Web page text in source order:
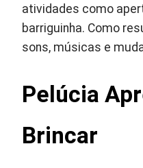
atividades como
barriguinha. Como
sons, músicas e
Pelúcia
Brincar